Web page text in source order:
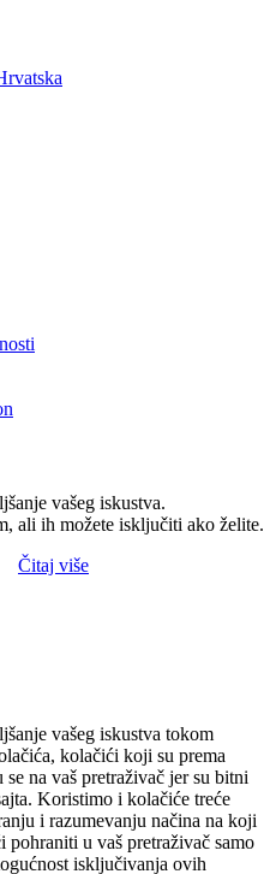
vašeg iskustva.
ali ih možete isključiti ako želite.
Čitaj više
vašeg iskustva tokom
kolačići koji su prema
na vaš pretraživač jer su bitni
Koristimo i kolačiće treće
i razumevanju načina na koji
u vaš pretraživač samo
isključivanja ovih